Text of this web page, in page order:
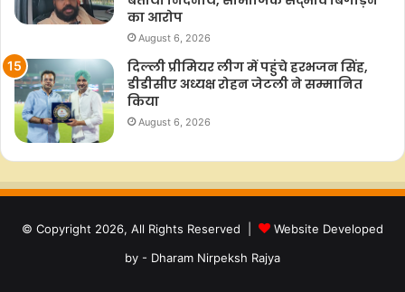
का आरोप
August 6, 2026
दिल्ली प्रीमियर लीग में पहुंचे हरभजन सिंह,
डीडीसीए अध्यक्ष रोहन जेटली ने सम्मानित
किया
August 6, 2026
© Copyright 2026, All Rights Reserved |
Website Developed
by - Dharam Nirpeksh Rajya